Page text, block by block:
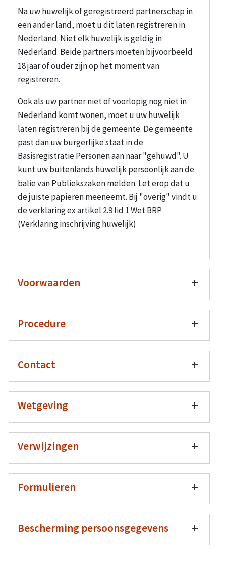
Na uw huwelijk of geregistreerd partnerschap in
een ander land, moet u dit laten registreren in
Nederland. Niet elk huwelijk is geldig in
Nederland. Beide partners moeten bijvoorbeeld
18 jaar of ouder zijn op het moment van
registreren.
Ook als uw partner niet of voorlopig nog niet in
Nederland komt wonen, moet u uw huwelijk
laten registreren bij de gemeente. De gemeente
past dan uw burgerlijke staat in de
Basisregistratie Personen aan naar "gehuwd". U
kunt uw buitenlands huwelijk persoonlijk aan de
balie van Publiekszaken melden. Let erop dat u
de juiste papieren meeneemt. Bij "overig" vindt u
de verklaring ex artikel 2.9 lid 1 Wet BRP
(Verklaring inschrijving huwelijk)
Voorwaarden
Procedure
Contact
Wetgeving
Verwijzingen
Formulieren
Bescherming persoonsgegevens